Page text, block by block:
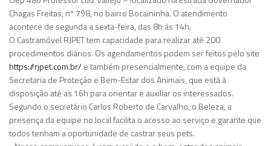
Chagas Freitas, nº 798, no bairro Bocaininha. O atendimento
acontece de segunda a sexta-feira, das 8h às 14h.
O Castramóvel RJPET tem capacidade para realizar até 200
procedimentos diários. Os agendamentos podem ser feitos pelo site
https://rjpet.com.br/e também presencialmente, com a equipe da
Secretaria de Proteção e Bem-Estar dos Animais, que está à
disposição até as 16h para orientar e auxiliar os interessados.
Segundo o secretário Carlos Roberto de Carvalho, o Beleza, a
presença da equipe no local facilita o acesso ao serviço e garante que
todos tenham a oportunidade de castrar seus pets.